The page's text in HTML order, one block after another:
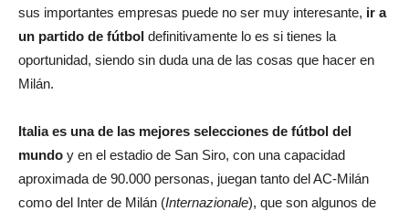
sus importantes empresas puede no ser muy interesante, ir a
un partido de fútbol definitivamente lo es si tienes la
oportunidad, siendo sin duda una de las cosas que hacer en
Milán.
Italia es una de las mejores selecciones de fútbol del
mundo y en el estadio de San Siro, con una capacidad
aproximada de 90.000 personas, juegan tanto del AC-Milán
como del Inter de Milán (Internazionale), que son algunos de